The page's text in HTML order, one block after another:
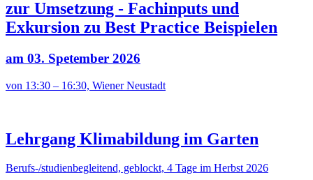
zur Umsetzung - Fachinputs und
Exkursion zu Best Practice Beispielen
am 03. Spetember 2026
von 13:30 – 16:30, Wiener Neustadt
Lehrgang Klimabildung im Garten
Berufs-/studienbegleitend, geblockt, 4 Tage im Herbst 2026